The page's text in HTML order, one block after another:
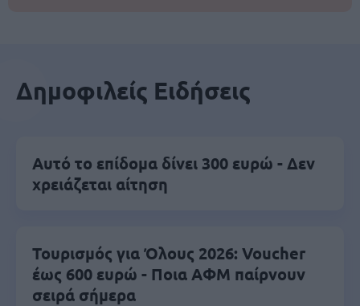
Δημοφιλείς Ειδήσεις
Αυτό το επίδομα δίνει 300 ευρώ - Δεν
χρειάζεται αίτηση
Τουρισμός για Όλους 2026: Voucher
έως 600 ευρώ - Ποια ΑΦΜ παίρνουν
σειρά σήμερα